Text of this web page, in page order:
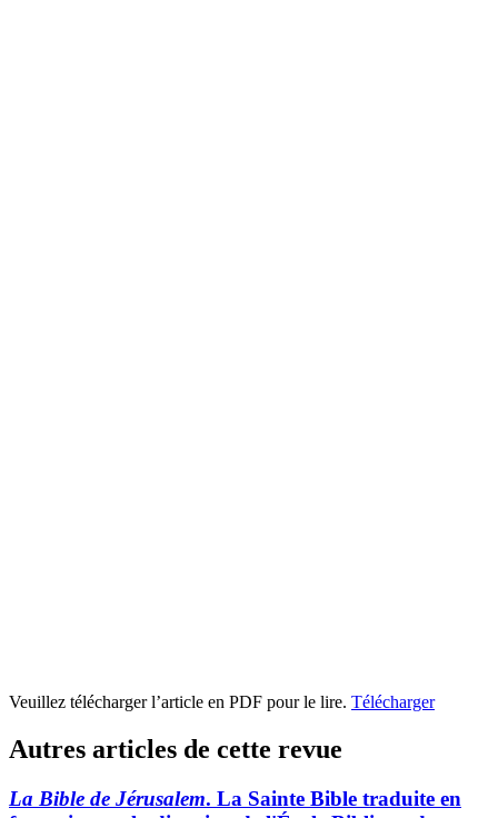
Veuillez télécharger l’article en PDF pour le lire. Télécharger
Autres articles de cette revue
La Bible de Jérusalem. La Sainte Bible traduite en